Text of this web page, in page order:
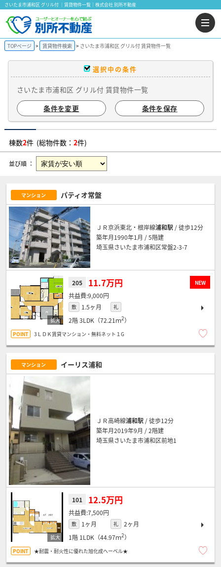
さいたま市浦和区 グリル付 ｜賃貸物件一覧｜株式会社 別所不動産
TOPページ 賃貸物件検索 さいたま市浦和区 グリル付 賃貸物件一覧
選択中の条件
さいたま市浦和区 グリル付 賃貸物件一覧
条件を変更
条件を保存
棟数2件 (総物件数： 2件)
並び順 ：
マンション パティオ常盤
ＪＲ京浜東北・根岸線浦和駅 / 徒歩12分
築年月1990年1月 / 5階建
埼玉県さいたま市浦和区常盤2-3-7
NEW
205 11.7万円
9,000円
敷 1.5ヶ月 礼
2階3LDK（72.21ｍ2）
3ＬＤＫ賃貸マンション・無料ネット１G
マンション イーリス浦和
ＪＲ高崎線浦和駅 / 徒歩12分
築年月2019年9月 / 2階建
埼玉県さいたま市浦和区前地1
101 12.5万円
7,500円
敷 1ヶ月 礼
2ヶ月
1階 1LDK（44.97ｍ2）
★耐震・耐火性に優れた旭化成へーベル★